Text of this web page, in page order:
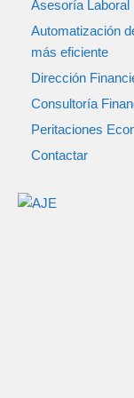
Asesoría Laboral
Automatización
más eficiente
Dirección
Consultoría
Peritaciones
Contactar